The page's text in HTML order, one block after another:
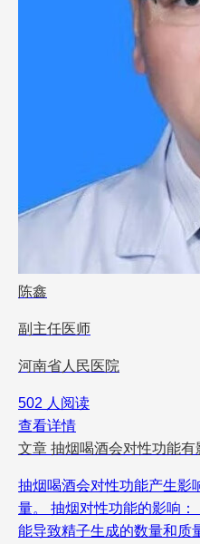
陈鑫
副主任医师
河南省人民医院
502 人阅读
查看详情
文章 抽烟喝酒会对性功能有
抽烟喝酒会对性功能产生影
量。 抽烟对性功能的影响
能导致精子生成的数量和质